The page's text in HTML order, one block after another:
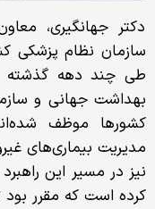
دکتر جهانگیری،
سازمان نظام پزشکی
طی چند دهه گذشته
بهداشت جهانی و
کشورها موظف
مدیریت بیماری‌های
نیز در مسیر این
کرده است که مقرر بود تا سال ۱۴۰۴